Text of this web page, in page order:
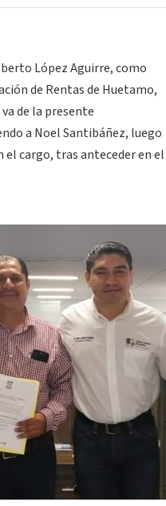
López Aguirre, como
de Rentas de Huetamo,
de la presente
a Noel Santibáñez, luego
el cargo, tras anteceder en el